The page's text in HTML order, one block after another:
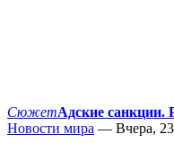
СюжетАдские
Новости мира — Вчера,